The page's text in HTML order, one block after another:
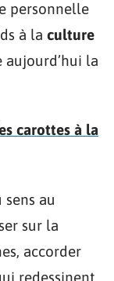
personnelle
à la culture
aujourd’hui la
carottes à la
au
sur la
accorder
redessinent